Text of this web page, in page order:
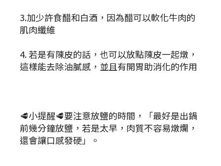
3.加少許食醋和白酒，因為醋可以軟化牛肉的
肌肉纖維
4. 若是有陳皮的話，也可以放點陳皮一起燉，
這樣能去除油膩感，並且有開胃助消化的作用
🥩小提醒🥩要注意放鹽的時間，「最好是出鍋
前幾分鐘放鹽，若是太早，肉質不容易燉爛，
還會讓口感發硬」。